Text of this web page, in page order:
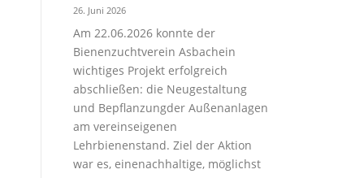
26. Juni 2026
Am 22.06.2026 konnte der
Bienenzuchtverein Asbachein
wichtiges Projekt erfolgreich
abschließen: die Neugestaltung
und Bepflanzungder Außenanlagen
am vereinseigenen
Lehrbienenstand. Ziel der Aktion
war es, einenachhaltige, möglichst